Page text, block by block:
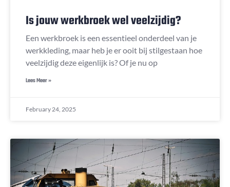
Is jouw werkbroek wel veelzijdig?
Een werkbroek is een essentieel onderdeel van je
werkkleding, maar heb je er ooit bij stilgestaan hoe
veelzijdig deze eigenlijk is? Of je nu op
Lees Meer »
February 24, 2025